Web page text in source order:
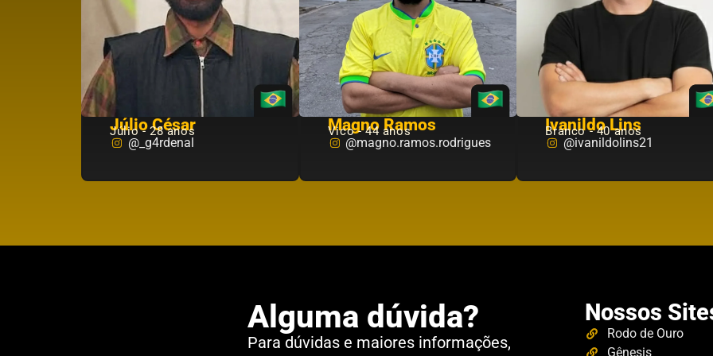
Júlio César
Júlio - 28 anos
@_g4rdenal
Magno Ramos
Vico - 44 anos
@magno.ramos.rodrigues
Ivanildo Lins
Branco - 40 anos
@ivanildolins21
Alguma dúvida?
Para dúvidas e maiores informações,
Nossos
Rodo de Ouro
Gênesis